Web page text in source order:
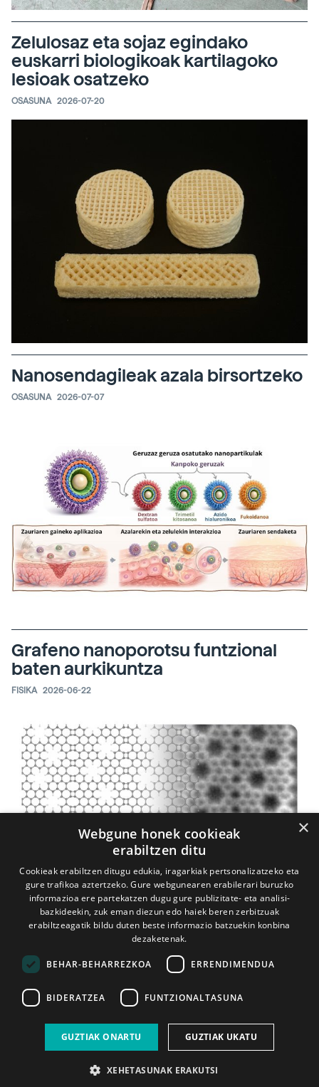
Zelulosaz eta sojaz egindako
euskarri biologikoak kartilagoko
lesioak osatzeko
OSASUNA 2026-07-20
Nanosendagileak azala birsortzeko
OSASUNA 2026-07-07
Grafeno nanoporotsu funtzional
baten aurkikuntza
FISIKA 2026-06-22
Gehiago ikusi
×
Webgune honek cookieak
erabiltzen ditu
Cookieak erabiltzen ditugu edukia, iragarkiak pertsonalizatzeko eta
gure trafikoa aztertzeko. Gure webgunearen erabilerari buruzko
informazioa ere partekatzen dugu gure publizitate- eta analisi-
bazkideekin, zuk eman diezun edo haiek beren zerbitzuak
erabiltzeagatik bildu duten beste informazio batzuekin konbina
dezaketenak.
BEHAR-BEHARREZKOA ERRENDIMENDUA
BIDERATZEA FUNTZIONALTASUNA
GUZTIAK ONARTU GUZTIAK UKATU
XEHETASUNAK ERAKUTSI